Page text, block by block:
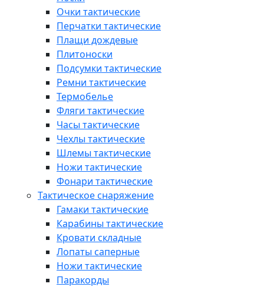
Очки тактические
Перчатки тактические
Плащи дождевые
Плитоноски
Подсумки тактические
Ремни тактические
Термобелье
Фляги тактические
Часы тактические
Чехлы тактические
Шлемы тактические
Ножи тактические
Фонари тактические
Тактическое снаряжение
Гамаки тактические
Карабины тактические
Кровати складные
Лопаты саперные
Ножи тактические
Паракорды